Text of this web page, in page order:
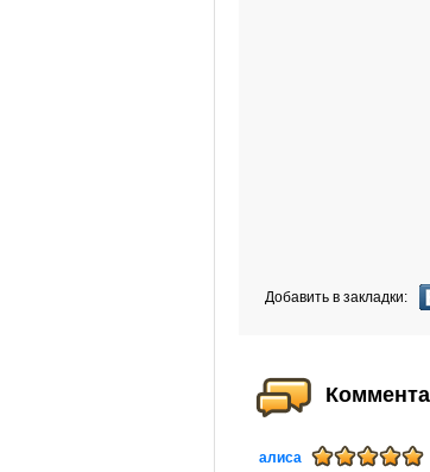
Добавить в закладки:
алиса